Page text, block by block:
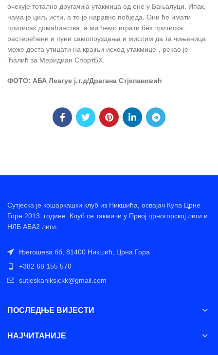
очекује тотално другачија утакмица од оне у Бањалуци. Ипак,
нама је циљ исти, а то је наравно побједа. Они ће имати
притисак домаћинства, а ми ћемо играти без притиска,
растерећени и пуни самопоуздања и мислим да та чињеница
може доста утицати на крајњи исход утакмице”, рекао је
Ћалић за Меридиан СпортБХ.
ФОТО: АБА Леагуе ј.т.д/Драгана Стјепановић
Сутјеска је кошаркашки клуб из Никшића, освајач Купа Црне
Горе 2013. године. Клуб се такмичи у Првој црногорској лиги и
НЛБ АБА2 лиги.
Његошева бб, 81400 Никшић, Црна Гора
+382 68 155 570
sutjeskaniksickk@gmail.com
ПОСЛЕДЊЕ ВИЈЕСТИ
НАЈЧИТАНИЈЕ